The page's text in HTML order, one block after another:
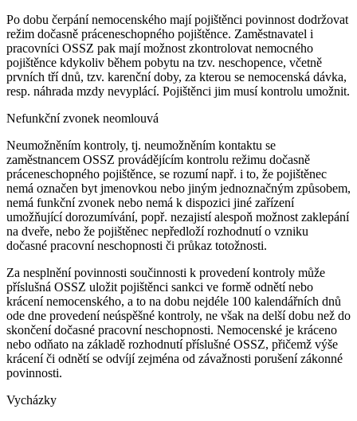
Po dobu čerpání nemocenského mají pojištěnci povinnost dodržovat
režim dočasně práceneschopného pojištěnce. Zaměstnavatel i
pracovníci OSSZ pak mají možnost zkontrolovat nemocného
pojištěnce kdykoliv během pobytu na tzv. neschopence, včetně
prvních tří dnů, tzv. karenční doby, za kterou se nemocenská dávka,
resp. náhrada mzdy nevyplácí. Pojištěnci jim musí kontrolu umožnit.
Nefunkční zvonek neomlouvá
Neumožněním kontroly, tj. neumožněním kontaktu se
zaměstnancem OSSZ provádějícím kontrolu režimu dočasně
práceneschopného pojištěnce, se rozumí např. i to, že pojištěnec
nemá označen byt jmenovkou nebo jiným jednoznačným způsobem,
nemá funkční zvonek nebo nemá k dispozici jiné zařízení
umožňující dorozumívání, popř. nezajistí alespoň možnost zaklepání
na dveře, nebo že pojištěnec nepředloží rozhodnutí o vzniku
dočasné pracovní neschopnosti či průkaz totožnosti.
Za nesplnění povinnosti součinnosti k provedení kontroly může
příslušná OSSZ uložit pojištěnci sankci ve formě odnětí nebo
krácení nemocenského, a to na dobu nejdéle 100 kalendářních dnů
ode dne provedení neúspěšné kontroly, ne však na delší dobu než do
skončení dočasné pracovní neschopnosti. Nemocenské je kráceno
nebo odňato na základě rozhodnutí příslušné OSSZ, přičemž výše
krácení či odnětí se odvíjí zejména od závažnosti porušení zákonné
povinnosti.
Vycházky